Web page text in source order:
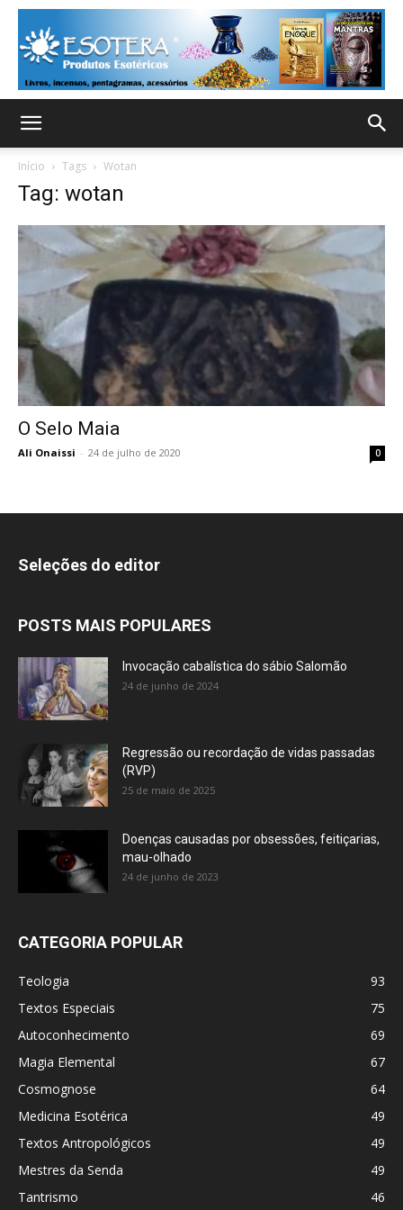
Início Tags Wotan
Tag: wotan
O Selo Maia
Ali Onaissi - 24 de julho de 2020 0
Seleções do editor
POSTS MAIS POPULARES
Invocação cabalística do sábio Salomão
24 de junho de 2024
Regressão ou recordação de vidas passadas
(RVP)
25 de maio de 2025
Doenças causadas por obsessões, feitiçarias,
mau-olhado
24 de junho de 2023
CATEGORIA POPULAR
Teologia
93
Textos Especiais
75
Autoconhecimento
69
Magia Elemental
67
Cosmognose
64
Medicina Esotérica
49
Textos Antropológicos
49
Mestres da Senda
49
Tantrismo
46